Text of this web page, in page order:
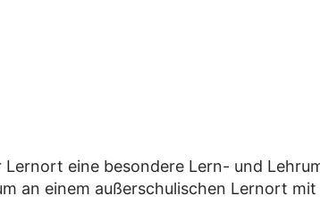
eine besondere Lern- und
an einem außerschulischen Lernort